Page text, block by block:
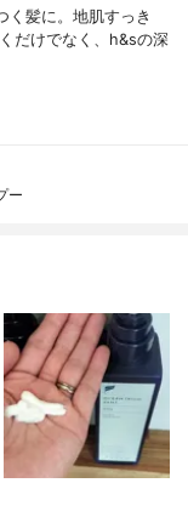
く髪に。地肌すっき
だけでなく、h&sの深
ー